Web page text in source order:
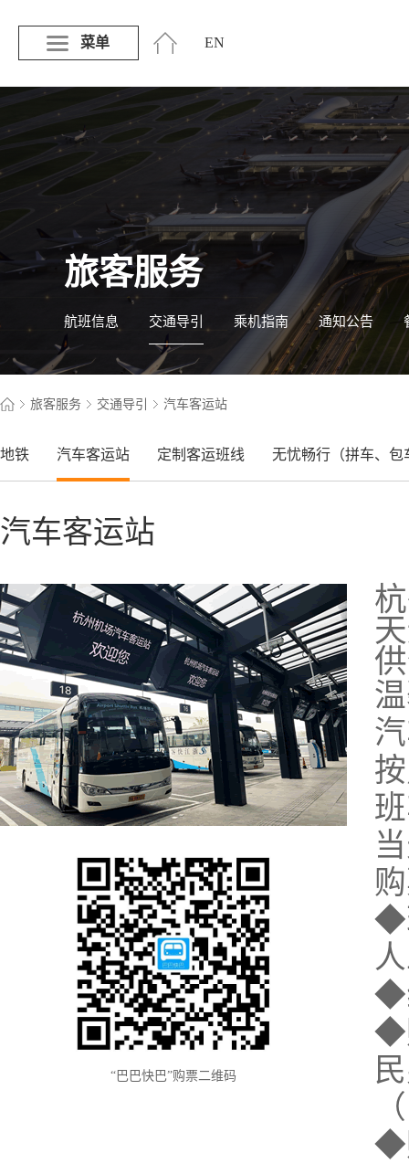
菜单 EN
旅客服务
航班信息 交通导引 乘机指南 通知公告
旅客服务 交通导引 汽车客运站
地铁 汽车客运站 定制客运班线 无忧畅行（拼车、包
汽车客运站
“巴巴快巴”购票二维码
◆
◆
◆
◆